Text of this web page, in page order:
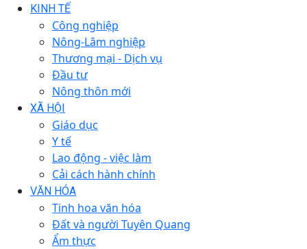
KINH TẾ
Công nghiệp
Nông-Lâm nghiệp
Thương mại - Dịch vụ
Đầu tư
Nông thôn mới
XÃ HỘI
Giáo dục
Y tế
Lao động - việc làm
Cải cách hành chính
VĂN HÓA
Tinh hoa văn hóa
Đất và người Tuyên Quang
Ẩm thực